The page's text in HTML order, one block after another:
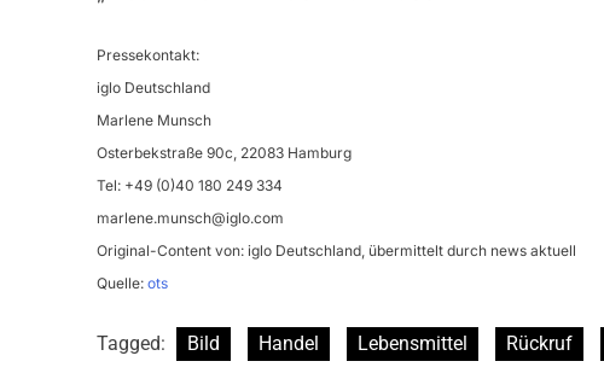
Pressekontakt:
iglo Deutschland
Marlene Munsch
Osterbekstraße 90c, 22083 Hamburg
Tel: +49 (0)40 180 249 334
marlene.munsch@iglo.com
Original-Content von: iglo Deutschland, übermittelt durch news aktuell
Quelle: ots
Tagged: Bild Handel Lebensmittel Rückruf